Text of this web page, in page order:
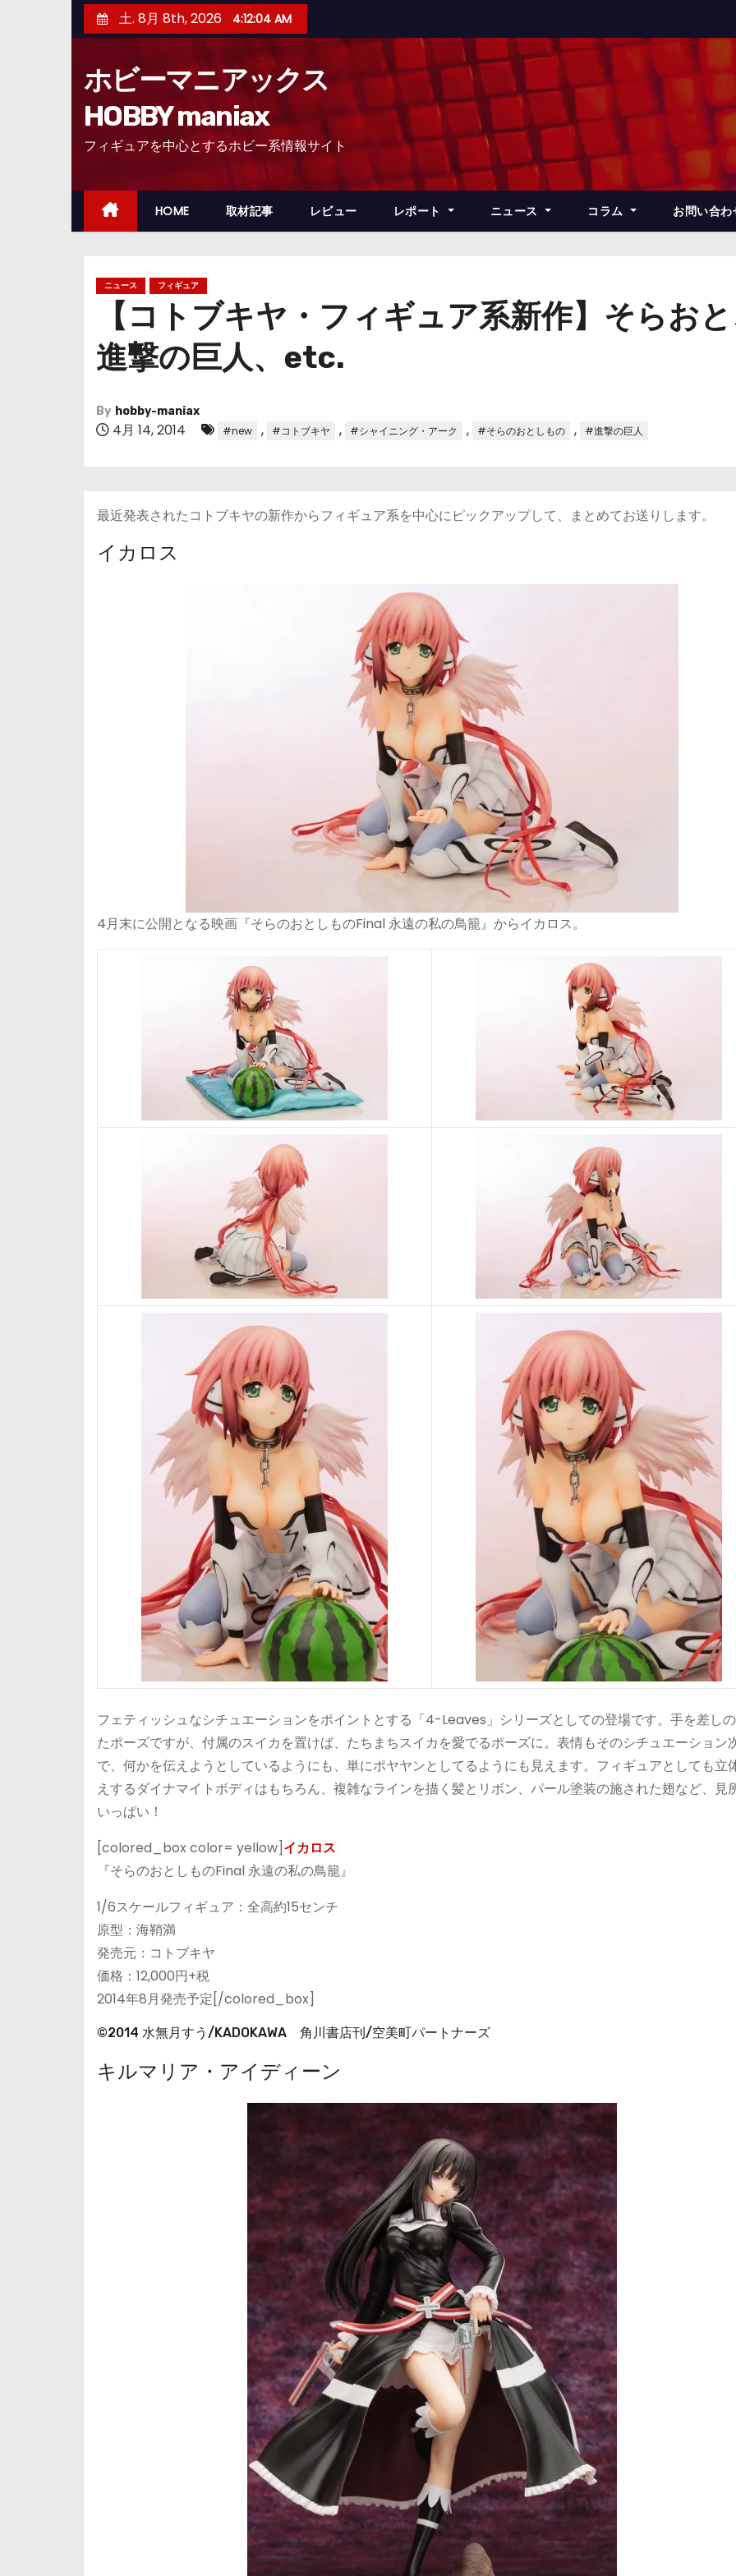
ン
ッ
土. 8月 8th, 2026 4:12:05 AM
ホビーマニアックス
HOBBY maniax
フィギュアを中心とするホビー系情報サイト
HOME 取材記事 レビュー レポート ニュース コラム お問い合わ
ニュース フィギュア
【コトブキヤ・フィギュア系新作】そらお
進撃の巨人、etc.
By hobby-maniax
4月 14, 2014 #new , #コトブキヤ , #シャイニング・アーク , #そらのおとしもの , #進撃の巨人
最近発表されたコトブキヤの新作からフィギュア系を中心にピックアップして、まとめてお送りします。
イカロス
4月末に公開となる映画『そらのおとしものFinal 永遠の私の鳥籠』からイカロス。
フェティッシュなシチュエーションをポイントとする「4-Leaves」シリーズとしての登場です。手を差し
たポーズですが、付属のスイカを置けば、たちまちスイカを愛でるポーズに。表情もそのシチュエーション
で、何かを伝えようとしているようにも、単にポヤヤンとしてるようにも見えます。フィギュアとしても立
えするダイナマイトボディはもちろん、複雑なラインを描く髪とリボン、パール塗装の施された翅など、見
いっぱい！
[colored_box color= yellow]イカロス
『そらのおとしものFinal 永遠の私の鳥籠』
1/6スケールフィギュア：全高約15センチ
原型：海鞘満
発売元：コトブキヤ
価格：12,000円+税
2014年8月発売予定[/colored_box]
©2014 水無月すう/KADOKAWA 角川書店刊/空美町パートナーズ
キルマリア・アイディーン